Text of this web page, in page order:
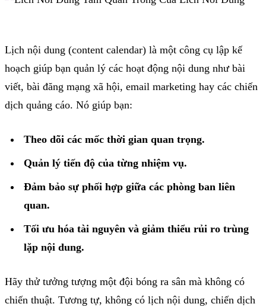
Lịch nội dung (content calendar) là một công cụ lập kế
hoạch giúp bạn quản lý các hoạt động nội dung như bài
viết, bài đăng mạng xã hội, email marketing hay các chiến
dịch quảng cáo. Nó giúp bạn:
Theo dõi các mốc thời gian quan trọng.
Quản lý tiến độ của từng nhiệm vụ.
Đảm bảo sự phối hợp giữa các phòng ban liên
quan.
Tối ưu hóa tài nguyên và giảm thiểu rủi ro trùng
lặp nội dung.
Hãy thử tưởng tượng một đội bóng ra sân mà không có
chiến thuật. Tương tự, không có lịch nội dung, chiến dịch